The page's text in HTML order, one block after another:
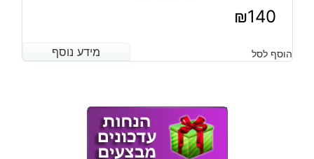
₪140
מידע נוסף הוסף לסל מידע נוסף